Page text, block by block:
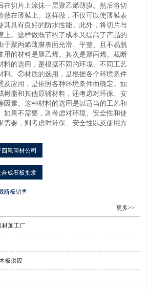
在切片上涂抹一层聚乙烯薄膜。然后将切
敷在薄膜上。这样做，不仅可以使薄膜表
其具有良好的防水性能。此外，将切片与
上。这样做既节约了成本又提高了产品的
于聚丙烯薄膜表面光滑、平整、且不易脱
用的材料是聚乙烯。其次是聚丙烯。裁断
的选用，是根据不同的环境、不同工艺
料。②材质的选用，是根据各个环境条件
应用，是依照各种环境条件而确定。如
树脂和其他原辅材料，还考虑对环保、安
因素。这种材料的选用是以适当的工艺和
如果不需要，则考虑对环境、安全性和使
需要，则考虑对环保、安全性以及使用方
氟管材公司
合成石板批发
断板销售
更多>>
材加工厂
板供应